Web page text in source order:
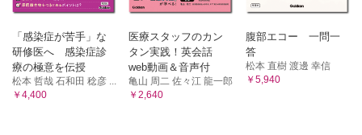
「感染症が苦手」な
研修医へ 感染症診
療の極意を伝授
松本 哲哉 石和田 稔彦 ...
￥4,400
医療スタッフのカン
タン実践！英会話
web動画＆音声付
亀山 周二 佐々江 龍一郎
￥2,640
腹部エコー 一問一
答
松本 直樹 渡邊 幸信
￥5,940